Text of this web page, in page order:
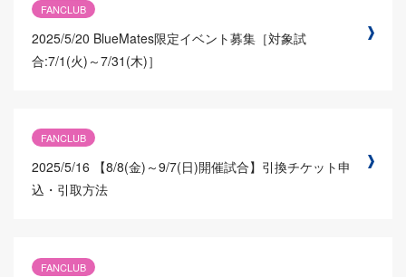
FANCLUB
2025/5/20 BlueMates限定イベント募集［対象試
合:7/1(火)～7/31(木)］
FANCLUB
2025/5/16
【8/8(金)～9/7(日)開催試合】引換チケット申
込・引取方法
FANCLUB